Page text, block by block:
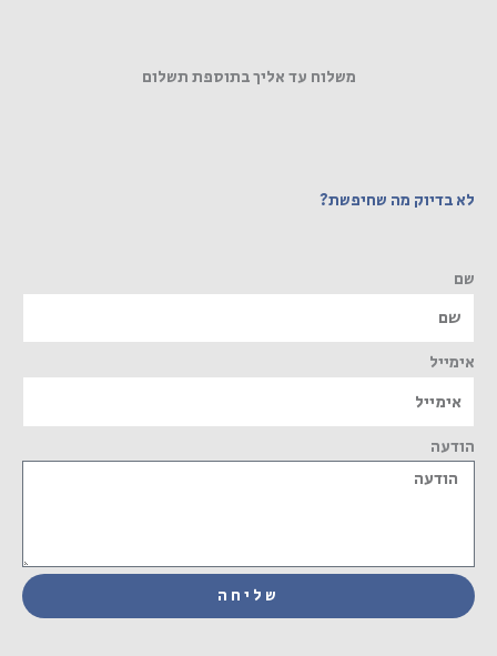
משלוח עד אליך בתוספת תשלום
לא בדיוק מה שחיפשת?
שם
אימייל
הודעה
שליחה